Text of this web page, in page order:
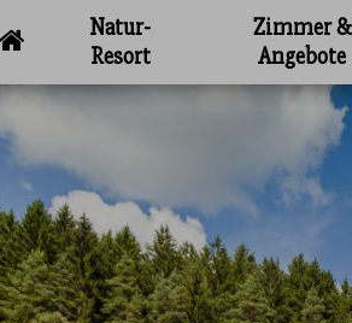
Natur-
Resort
Zimmer &
Angebote